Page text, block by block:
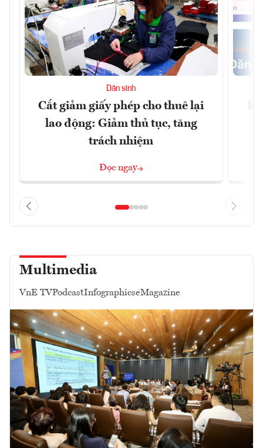
Dân sinh
Cắt giảm giấy phép cho thuê lại
lao động: Giảm thủ tục, tăng
trách nhiệm
Đọc ngay
Multimedia
VnE TVPodcastInfographicseMagazine